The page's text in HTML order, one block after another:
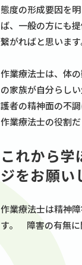
態度の形成要因を
ば、一般の方にも
繋がればと思います
作業療法士は、体
の家族が自分らし
護者の精神面の不
作業療法士の役割だ
これから学
ジをお願い
作業療法士は精神
す。 障害の有無に